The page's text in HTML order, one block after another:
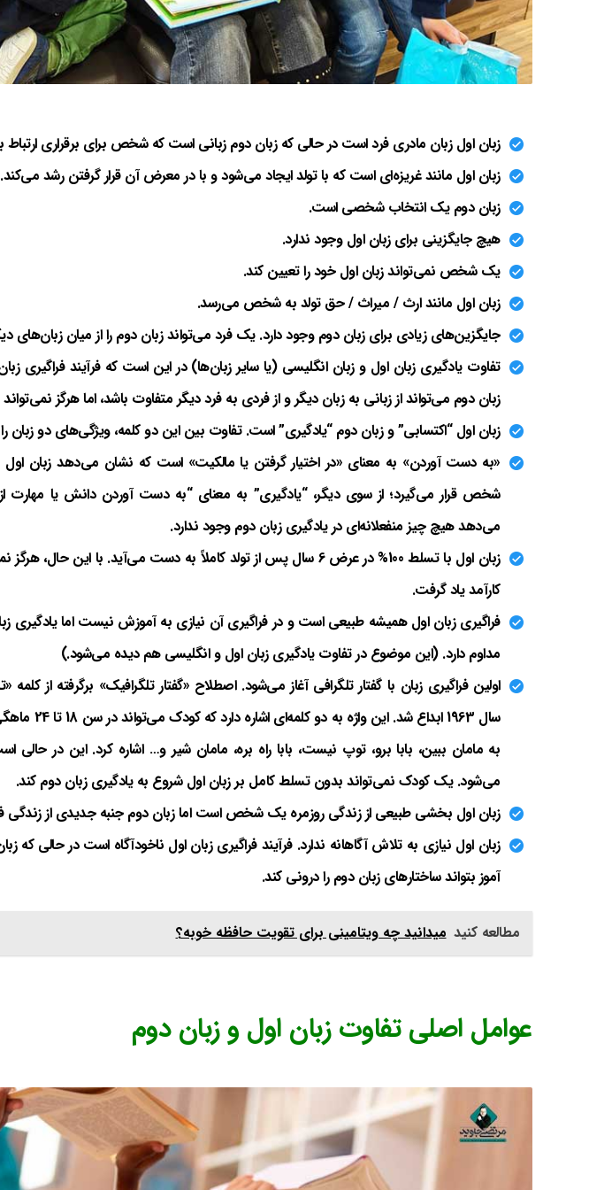
زبان اول زبان مادری فرد است در حالی که زبان دوم زبانی است که شخص برای برقراری
زبان اول مانند غریزه‌ای است که با تولد ایجاد می‌شود و با در معرض آن قرار گرفتن رشد می‌کند.
زبان دوم یک انتخاب شخصی است.
هیچ جایگزینی برای زبان اول وجود ندارد.
یک شخص نمی‌تواند زبان اول خود را تعیین کند.
زبان اول مانند ارث / میراث / حق تولد به شخص می‌رسد.
جایگزین‌های زیادی برای زبان دوم وجود دارد. یک فرد می‌تواند زبان دوم را از میان زبان‌های
تفاوت یادگیری زبان اول و زبان انگلیسی (یا سایر زبان‌ها) در این است که فرآیند فراگیری
زبان دوم می‌تواند از زبانی به زبان دیگر و از فردی به فرد دیگر متفاوت باشد، اما هرگز
زبان اول “اکتسابی” و زبان دوم “یادگیری” است. تفاوت بین این دو کلمه، ویژگی‌های دو زبان
«به دست آوردن» به معنای «در اختیار گرفتن یا مالکیت» است که نشان می‌دهد زبان اول
شخص قرار می‌گیرد؛ از سوی دیگر، “یادگیری” به معنای “به دست آوردن دانش یا مهارت
می‌دهد هیچ چیز منفعلانه‌ای در یادگیری زبان دوم وجود ندارد.
زبان اول با تسلط 100% در عرض 6 سال پس از تولد کاملاً به دست می‌آید. با
کارآمد یاد گرفت.
فراگیری زبان اول همیشه طبیعی است و در فراگیری آن نیازی به آموزش نیست اما یادگیری
مداوم دارد. (این موضوع در تفاوت یادگیری زبان اول و انگلیسی هم دیده می‌شود.)
اولین فراگیری زبان با گفتار تلگرافی آغاز می‌شود. اصطلاح «گفتار تلگرافیک» برگرفته از
سال 1963
به مامان ببین، بابا برو، توپ نیست، بابا راه بره، مامان شیر و… اشاره کرد. این در
می‌شود. یک کودک نمی‌تواند بدون تسلط کامل بر زبان اول شروع به یادگیری زبان دوم کند.
زبان اول بخشی طبیعی از زندگی روزمره یک شخص است اما زبان دوم جنبه جدیدی از زندگی
زبان اول نیازی به تلاش آگاهانه ندارد. فرآیند فراگیری زبان اول ناخودآگاه است در حالی
آموز بتواند ساختارهای زبان دوم را درونی کند.
مطالعه کنید میدانید چه ویتامینی برای تقویت حافظه خوبه؟
عوامل اصلی تفاوت زبان اول و زبان دوم